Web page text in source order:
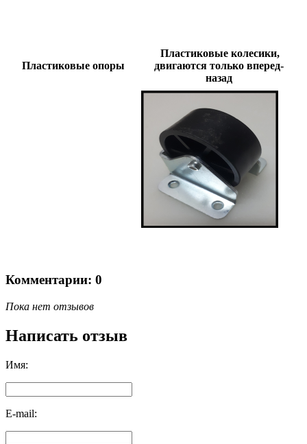
Пластиковые опоры
Пластиковые колесики,
двигаются только вперед-
назад
Комментарии: 0
Пока нет отзывов
Написать отзыв
Имя:
E-mail: